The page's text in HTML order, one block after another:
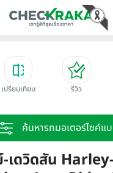
เปรียบเทียบ รีวิว
ค้นหารถมอเตอร์ไซค์แ
-เดวิดสัน